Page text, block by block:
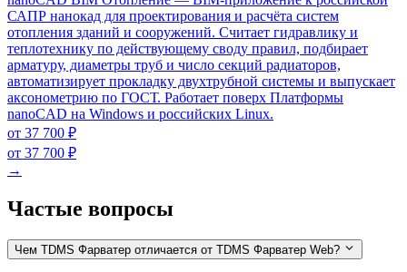
САПР нанокад для проектирования и расчёта систем
отопления зданий и сооружений. Считает гидравлику и
теплотехнику по действующему своду правил, подбирает
арматуру, диаметры труб и число секций радиаторов,
автоматизирует прокладку двухтрубной системы и выпускает
аксонометрию по ГОСТ. Работает поверх Платформы
nanoCAD на Windows и российских Linux.
от 37 700 ₽
от 37 700 ₽
→
Частые вопросы
Чем TDMS Фарватер отличается от TDMS Фарватер Web?